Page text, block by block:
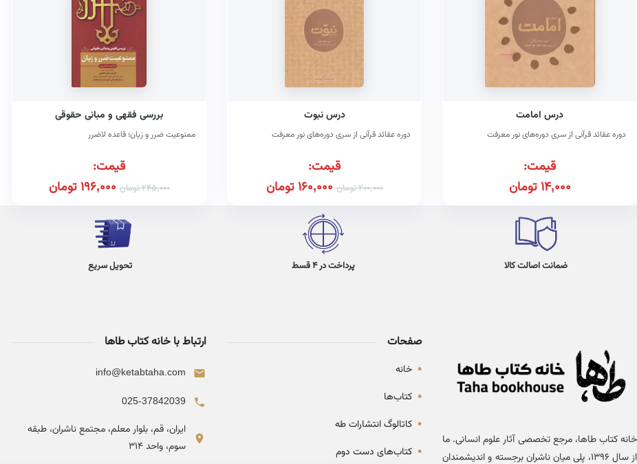
درس امامت
دوره عقائد قرآنی از سری دوره‌های نور معرفت
قیمت:
14,000تومان
درس نبوت
دوره عقائد قرآنی از سری دوره‌های نور معرفت
قیمت:
200,000تومان 160,000تومان
بررسی فقهی و مبانی حقوقی
ممنوعیت ضرر و زیان؛ قاعده لاضرر
قیمت:
245,000تومان 196,000تومان
ضمانت اصالت کالا پرداخت در 4 قسط تحویل سریع
خانه کتاب طاها، مرجع تخصصی آثار علوم انسانی. ما
از سال ۱۳۹۶، پلی میان ناشران برجسته و اندیشمندان
صفحات
• خانه
• کتاب‌ها
• کاتالوگ انتشارات طه
• کتاب‌های دست دوم
ارتباط با خانه کتاب طاها
info@ketabtaha.com
025-37842039
ایران، قم، بلوار معلم، مجتمع ناشران، طبقه
سوم، واحد ۳۱۴